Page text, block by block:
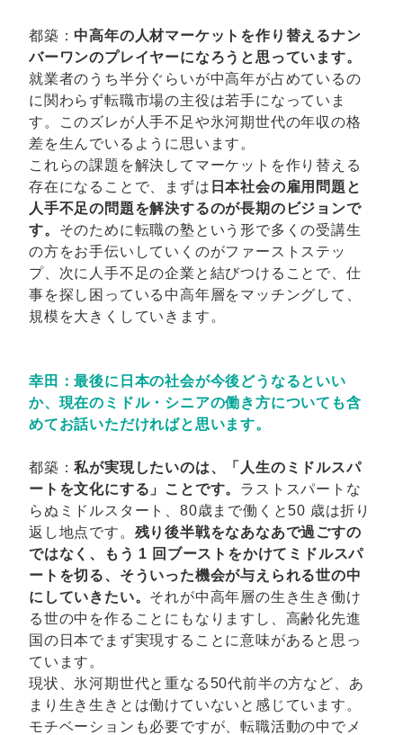
都築： 中高年の人材マーケットを作り替えるナン
バーワンのプレイヤーになろうと思っています。
就業者のうち半分ぐらいが中高年が占めているの
に関わらず転職市場の主役は若手になっていま
す。このズレが人手不足や氷河期世代の年収の格
差を生んでいるように思います。
これらの課題を解決してマーケットを作り替える
存在になることで、まずは 日本社会の雇用問題と
人手不足の問題を解決するのが長期のビジョンで
す。 そのために転職の塾という形で多くの受講生
の方をお手伝いしていくのがファーストステッ
プ、次に人手不足の企業と結びつけることで、仕
事を探し困っている中高年層をマッチングして、
規模を大きくしていきます。
幸田：最後に日本の社会が今後どうなるといい
か、現在のミドル・シニアの働き方についても含
めてお話いただければと思います。
都築：私が実現したいのは、「人生のミドルスパ
ートを文化にする」ことです。 ラストスパートな
らぬミドルスタート、80歳まで働くと50 歳は折り
返し地点です。 残り後半戦をなあなあで過ごすの
ではなく、もう 1 回ブーストをかけてミドルスパ
ートを切る、そういった機会が与えられる世の中
にしていきたい。 それが中高年層の生き生き働け
る世の中を作ることにもなりますし、高齢化先進
国の日本でまず実現することに意味があると思っ
ています。
現状、氷河期世代と重なる50代前半の方など、あ
まり生き生きとは働けていないと感じています。
モチベーションも必要ですが、転職活動の中でメ